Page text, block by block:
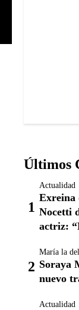
Últimos
Actualidad
Exreina
Nocetti
actriz:
María la
Soraya
nuevo
Actualidad